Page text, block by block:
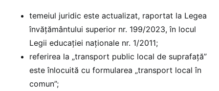
temeiul juridic este actualizat, raportat la Legea
învățământului superior nr. 199/2023, în locul
Legii educației naționale nr. 1/2011;
referirea la „transport public local de suprafață”
este înlocuită cu formularea „transport local în
comun”;